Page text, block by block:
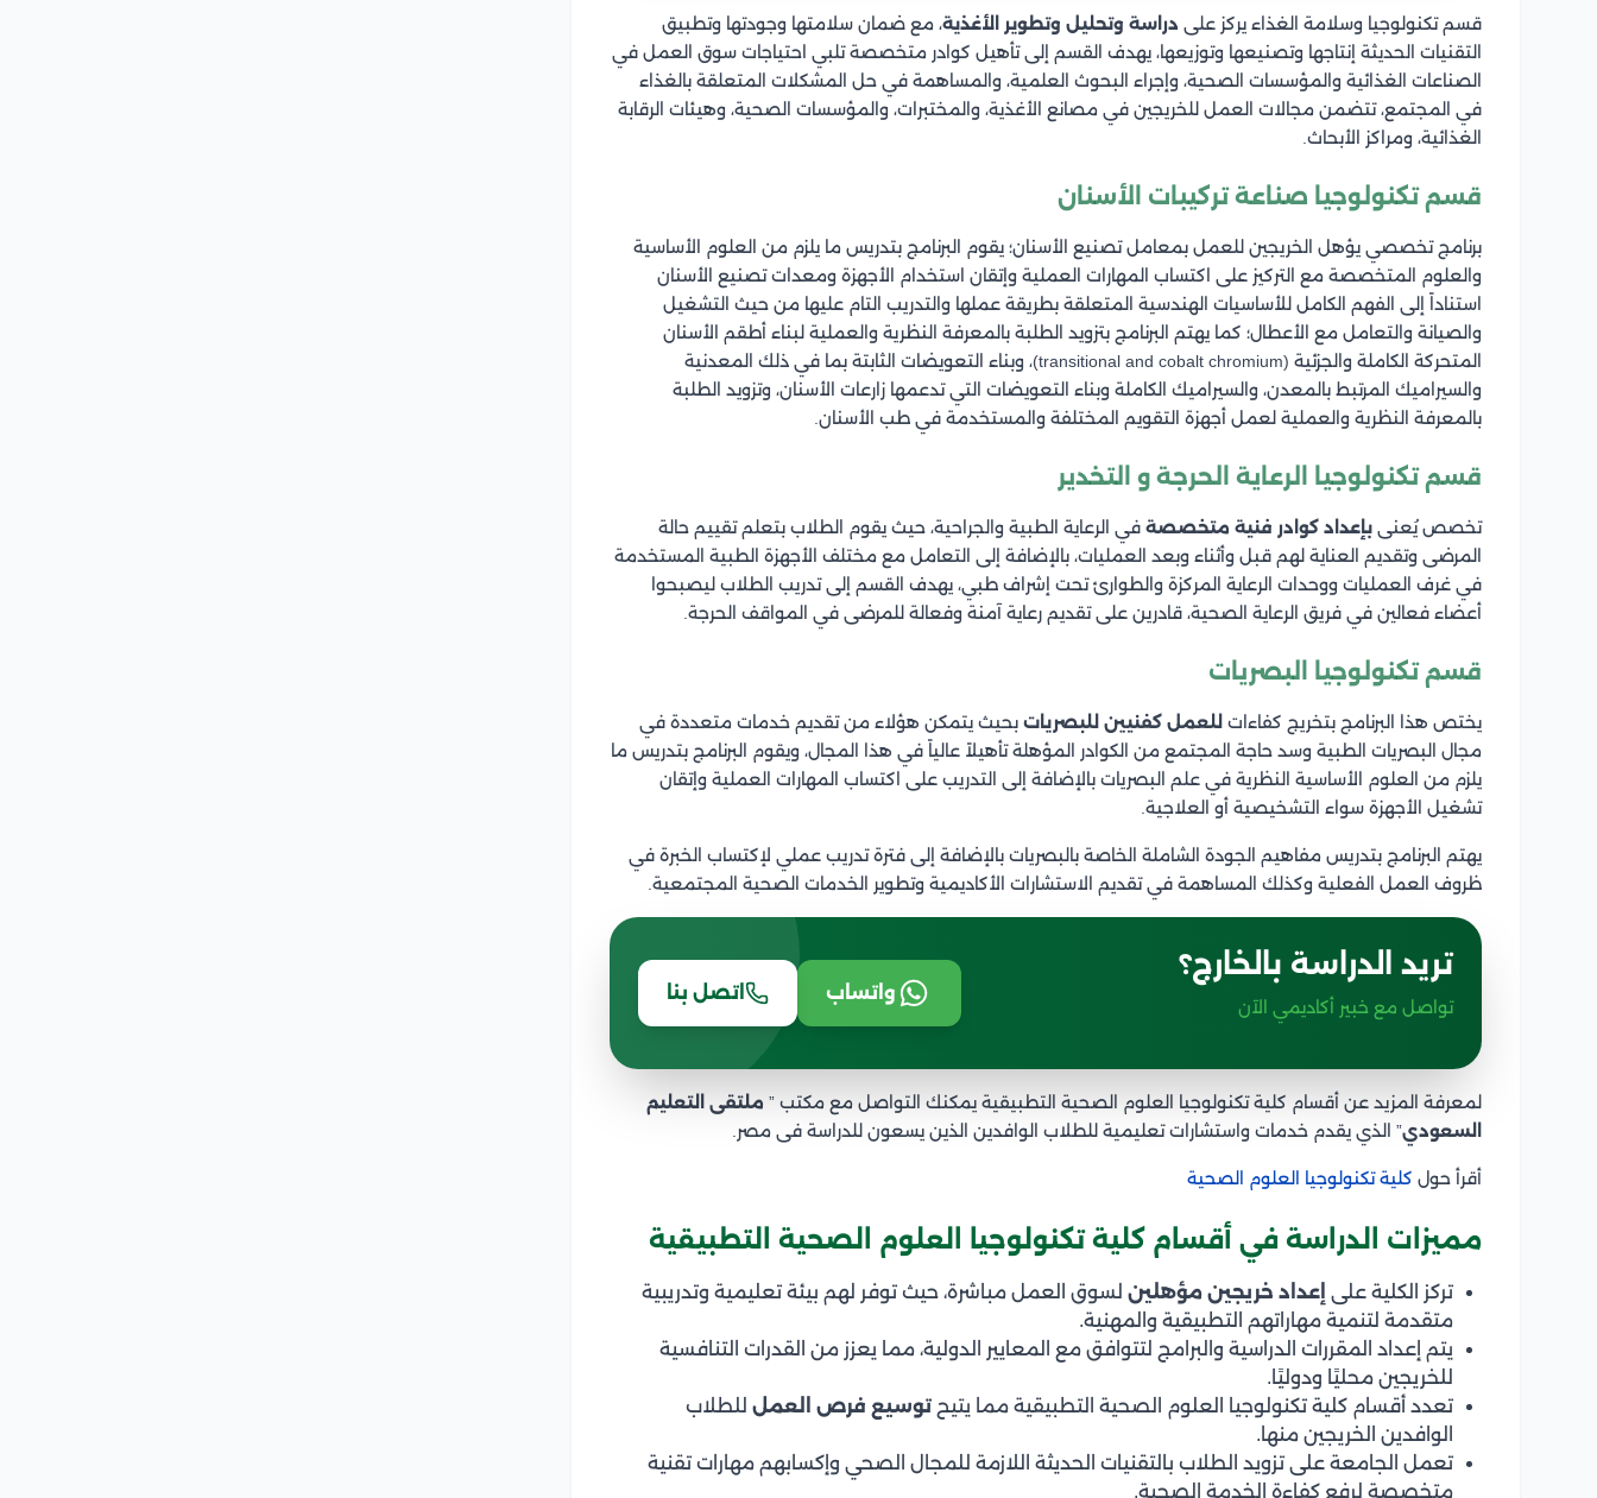
قسم تكنولوجيا وسلامة الغذاء يركز على دراسة وتحليل وتطوير الأغذية، مع ضمان سلامتها وجودتها وتطبيق
التقنيات الحديثة إنتاجها وتصنيعها وتوزيعها، يهدف القسم إلى تأهيل كوادر متخصصة تلبي احتياجات سوق العمل في
الصناعات الغذائية والمؤسسات الصحية، وإجراء البحوث العلمية، والمساهمة في حل المشكلات المتعلقة بالغذاء
في المجتمع، تتضمن مجالات العمل للخريجين في مصانع الأغذية، والمختبرات، والمؤسسات الصحية، وهيئات الرقابة
الغذائية، ومراكز الأبحاث.
قسم تكنولوجيا صناعة تركيبات الأسنان
برنامج تخصصي يؤهل الخريجين للعمل بمعامل تصنيع الأسنان؛ يقوم البرنامج بتدريس ما يلزم من العلوم الأساسية
والعلوم المتخصصة مع التركيز على اكتساب المهارات العملية وإتقان استخدام الأجهزة ومعدات تصنيع الأسنان
استناداً إلى الفهم الكامل للأساسيات الهندسية المتعلقة بطريقة عملها والتدريب التام عليها من حيث التشغيل
والصيانة والتعامل مع الأعطال؛ كما يهتم البرنامج بتزويد الطلبة بالمعرفة النظرية والعملية لبناء أطقم الأسنان
المتحركة الكاملة والجزئية (transitional and cobalt chromium)، وبناء التعويضات الثابتة بما في ذلك المعدنية
والسيراميك المرتبط بالمعدن، والسيراميك الكاملة وبناء التعويضات التي تدعمها زارعات الأسنان، وتزويد الطلبة
بالمعرفة النظرية والعملية لعمل أجهزة التقويم المختلفة والمستخدمة في طب الأسنان.
قسم تكنولوجيا الرعاية الحرجة و التخدير
تخصص يُعنى بإعداد كوادر فنية متخصصة في الرعاية الطبية والجراحية، حيث يقوم الطلاب بتعلم تقييم حالة
المرضى وتقديم العناية لهم قبل وأثناء وبعد العمليات، بالإضافة إلى التعامل مع مختلف الأجهزة الطبية المستخدمة
في غرف العمليات ووحدات الرعاية المركزة والطوارئ تحت إشراف طبي، يهدف القسم إلى تدريب الطلاب ليصبحوا
أعضاء فعالين في فريق الرعاية الصحية، قادرين على تقديم رعاية آمنة وفعالة للمرضى في المواقف الحرجة.
قسم تكنولوجيا البصريات
يختص هذا البرنامج بتخريج كفاءات للعمل كفنيين للبصريات بحيث يتمكن هؤلاء من تقديم خدمات متعددة في
مجال البصريات الطبية وسد حاجة المجتمع من الكوادر المؤهلة تأهيلاً عالياً في هذا المجال، ويقوم البرنامج بتدريس ما
يلزم من العلوم الأساسية النظرية في علم البصريات بالإضافة إلى التدريب على اكتساب المهارات العملية وإتقان
تشغيل الأجهزة سواء التشخيصية أو العلاجية.
يهتم البرنامج بتدريس مفاهيم الجودة الشاملة الخاصة بالبصريات بالإضافة إلى فترة تدريب عملي لإكتساب الخبرة في
ظروف العمل الفعلية وكذلك المساهمة في تقديم الاستشارات الأكاديمية وتطوير الخدمات الصحية المجتمعية.
تريد الدراسة بالخارج؟
تواصل مع خبير أكاديمي الآن
واتساب اتصل بنا
لمعرفة المزيد عن أقسام كلية تكنولوجيا العلوم الصحية التطبيقية يمكنك التواصل مع مكتب ” ملتقى التعليم
السعودي” الذي يقدم خدمات واستشارات تعليمية للطلاب الوافدين الذين يسعون للدراسة فى مصر.
أقرأ حول كلية تكنولوجيا العلوم الصحية
مميزات الدراسة في أقسام كلية تكنولوجيا العلوم الصحية التطبيقية
تركز الكلية على إعداد خريجين مؤهلين لسوق العمل مباشرة، حيث توفر لهم بيئة تعليمية وتدريبية
متقدمة لتنمية مهاراتهم التطبيقية والمهنية.
يتم إعداد المقررات الدراسية والبرامج لتتوافق مع المعايير الدولية، مما يعزز من القدرات التنافسية
للخريجين محليًا ودوليًا.
تعدد أقسام كلية تكنولوجيا العلوم الصحية التطبيقية مما يتيح توسيع فرص العمل للطلاب
الوافدين الخريجين منها.
تعمل الجامعة على تزويد الطلاب بالتقنيات الحديثة اللازمة للمجال الصحي وإكسابهم مهارات تقنية
متخصصة لرفع كفاءة الخدمة الصحية.